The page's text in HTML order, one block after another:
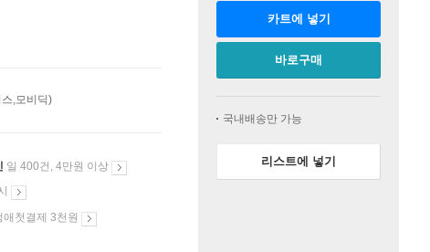
,모비딕)
일 400건, 4만원 이상
애첫결제 3천원
카트에 넣기
바로구매
국내배송만 가능
리스트에 넣기